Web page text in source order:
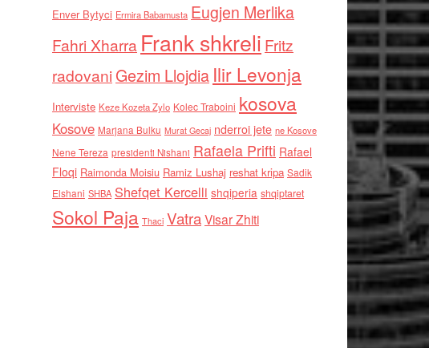
Enver Bytyci Ermira Babamusta Eugjen Merlika
Fahri Xharra Frank shkreli Fritz
radovaniGezim Llojdia Ilir Levonja
Interviste Keze Kozeta Zylo Kolec Traboini kosova
Kosove Marjana Bulku Murat Gecaj nderroi jete ne Kosove
Nene Tereza presidenti Nishani Rafaela Prifti Rafael
Floqi Raimonda Moisiu Ramiz Lushaj reshat kripa Sadik
Elshani SHBA Shefqet Kercelli shqiperia shqiptaret
Sokol Paja Thaci VatraVisar Zhiti